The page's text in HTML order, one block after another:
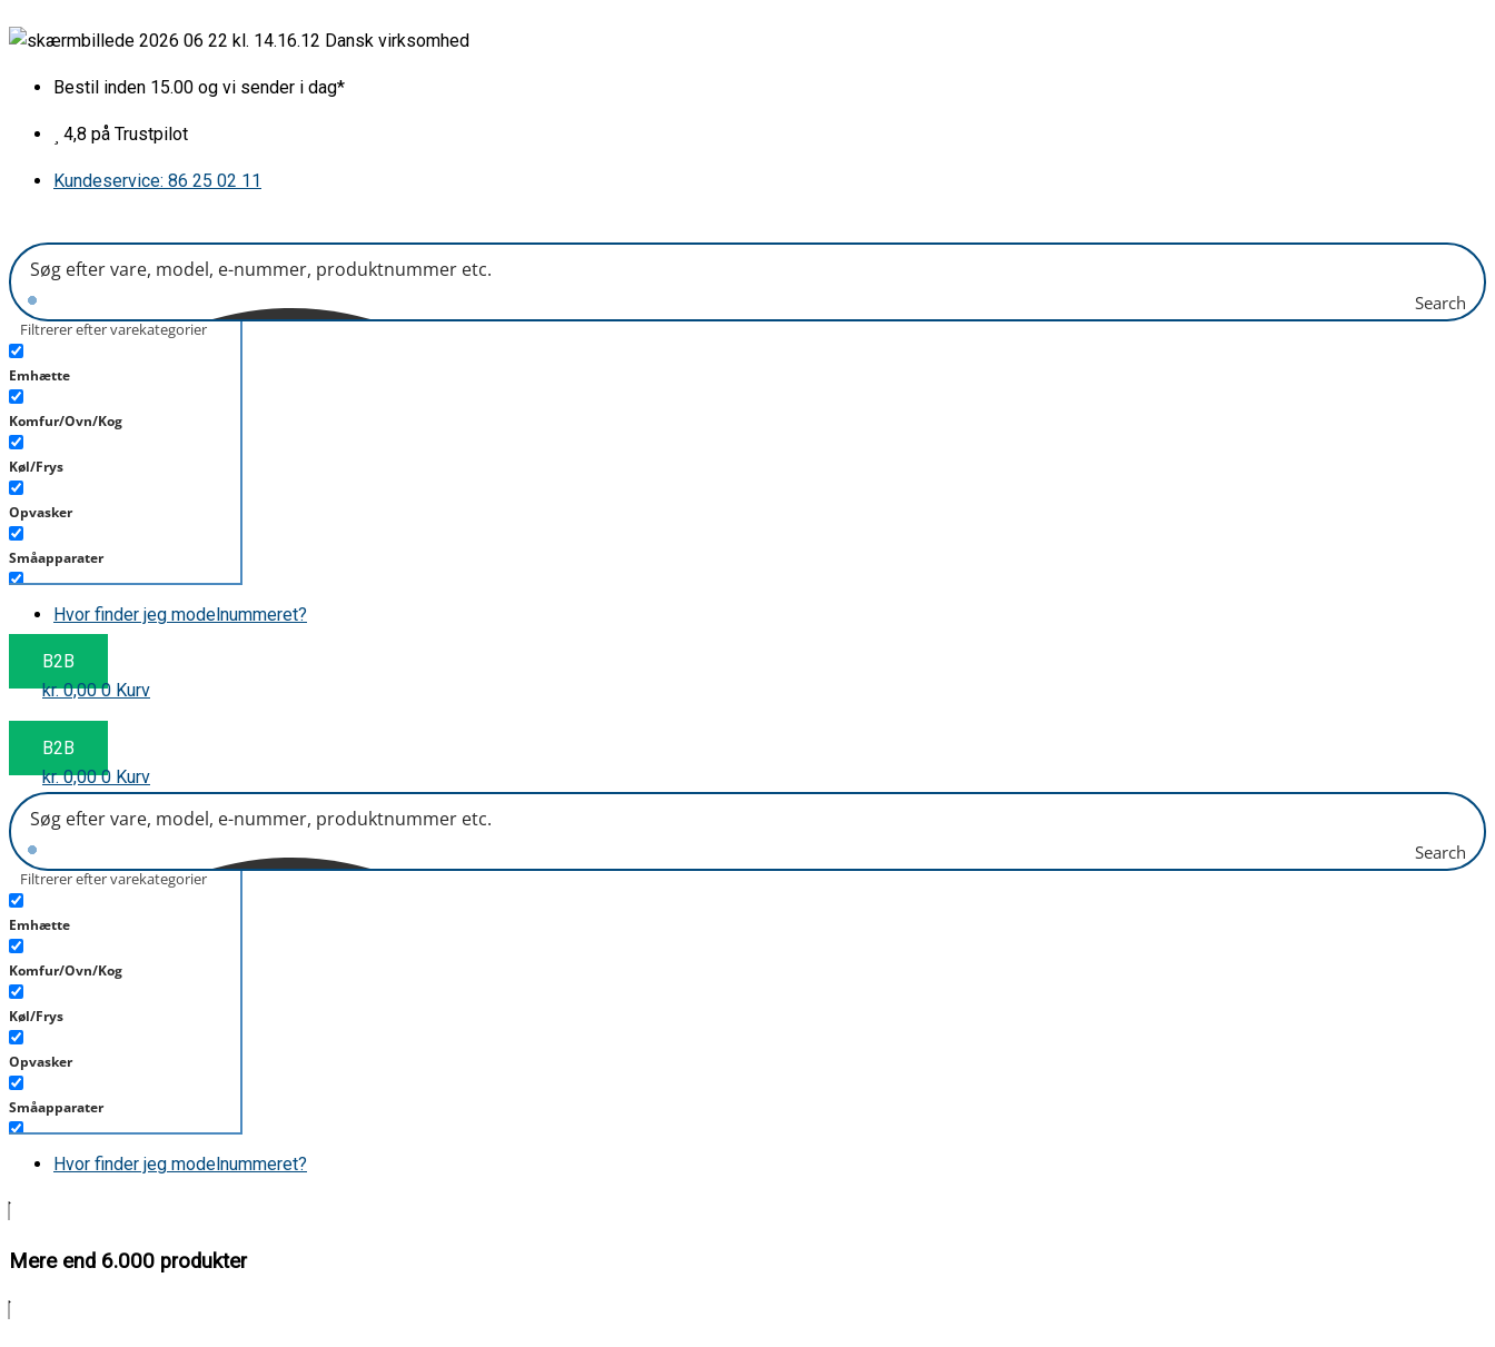
til
Dansk virksomhed
Bestil inden 15.00 og vi sender i dag*
4,8 på Trustpilot
Kundeservice: 86 25 02 11
Search
Filtrerer efter varekategorier
Emhætte
Komfur/Ovn/Kog
Køl/Frys
Opvasker
Småapparater
Støvsuger
Tilbehør/Plejemidler
Vaskemaskine
Hvor finder jeg modelnummeret?
B2B
kr.0,00 0 Kurv
B2B
kr.0,00 0 Kurv
Search
Filtrerer efter varekategorier
Emhætte
Komfur/Ovn/Kog
Køl/Frys
Opvasker
Småapparater
Støvsuger
Tørretumbler
Hvor finder jeg modelnummeret?
Mere end 6.000 produkter
for
H235mm
antal